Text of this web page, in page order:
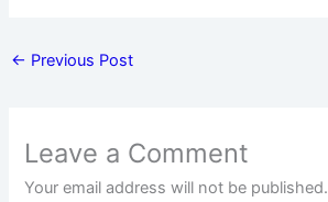
← Previous Post
Leave a Comment
Your email address will not be published.